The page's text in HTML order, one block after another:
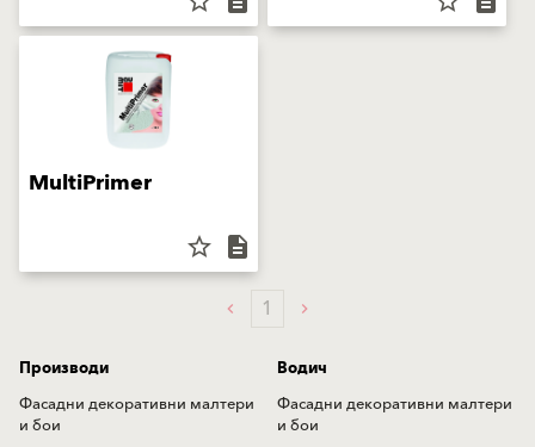
MultiPrimer
star_border description
1
Производи
Фасадни декоративни малтери
и бои
Водич
Фасадни декоративни малтери
и бои